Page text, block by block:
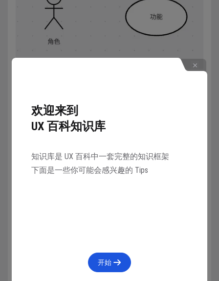
完整案例
欢迎来到
UX 百科知识库
知识库是 UX 百科中一套完整的知识框架
下面是一些你可能会感兴趣的 Tips
开始